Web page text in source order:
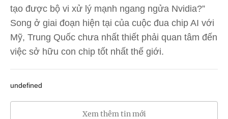
tạo được bộ vi xử lý mạnh ngang ngửa Nvidia?”
Song ở giai đoạn hiện tại của cuộc đua chip AI với
Mỹ, Trung Quốc chưa nhất thiết phải quan tâm đến
việc sở hữu con chip tốt nhất thế giới.
undefined
Xem thêm tin mới